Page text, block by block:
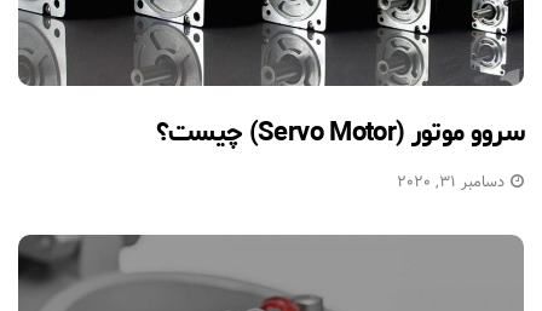
سروو موتور (Servo Motor) چیست؟
دسامبر 31, 2020